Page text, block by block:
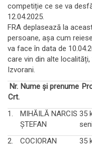
competiție ce se va
12.04.2025.
FRA deplasează la
persoane, așa cum
va face în data de
care vin din alte
Izvorani.
Nr.
Crt.
Nume și prenume
1.
MIHĂILĂ NARCIS
ȘTEFAN
35
2.
COCIORAN
35